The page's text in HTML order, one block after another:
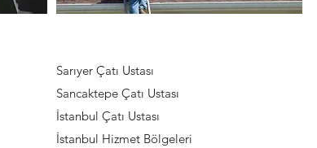
Sarıyer Çatı Ustası
Sancaktepe Çatı Ustası
İstanbul Çatı Ustası
İstanbul Hizmet Bölgeleri